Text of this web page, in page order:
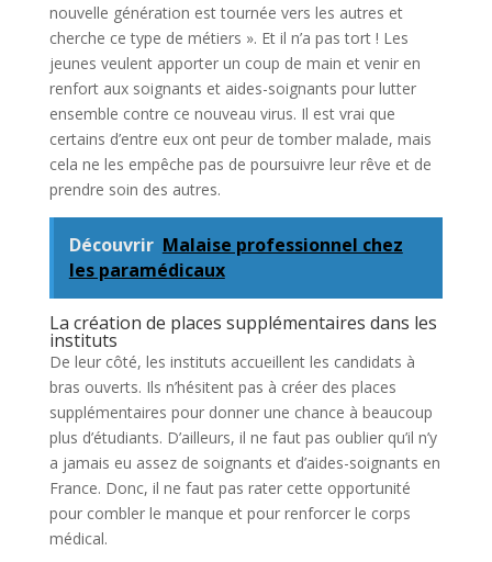
nouvelle génération est tournée vers les autres et
cherche ce type de métiers ». Et il n’a pas tort ! Les
jeunes veulent apporter un coup de main et venir en
renfort aux soignants et aides-soignants pour lutter
ensemble contre ce nouveau virus. Il est vrai que
certains d’entre eux ont peur de tomber malade, mais
cela ne les empêche pas de poursuivre leur rêve et de
prendre soin des autres.
Découvrir Malaise professionnel chez
les paramédicaux
La création de places supplémentaires dans les
instituts
De leur côté, les instituts accueillent les candidats à
bras ouverts. Ils n’hésitent pas à créer des places
supplémentaires pour donner une chance à beaucoup
plus d’étudiants. D’ailleurs, il ne faut pas oublier qu’il n’y
a jamais eu assez de soignants et d’aides-soignants en
France. Donc, il ne faut pas rater cette opportunité
pour combler le manque et pour renforcer le corps
médical.